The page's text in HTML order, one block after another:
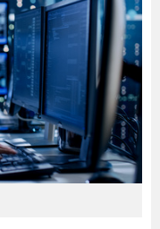
スキル
エンタメ